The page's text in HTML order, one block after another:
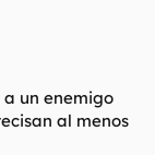
un enemigo
al menos